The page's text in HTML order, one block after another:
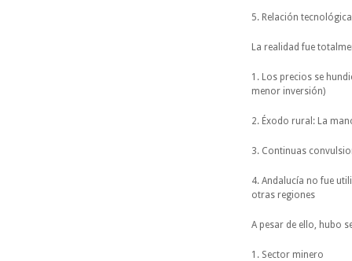
5. Relación
La realidad fue
1. Los precios se
menor inversión)
2. Éxodo rural: La
3. Continuas
4. Andalucía no fue
otras regiones
A pesar de ello, hubo
1. Sector minero